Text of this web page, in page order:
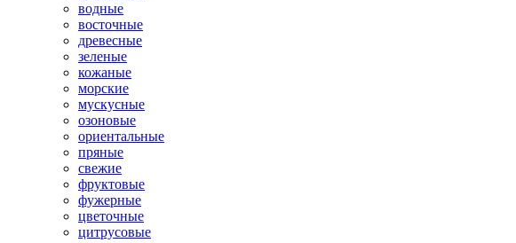
водные
восточные
древесные
зеленые
кожаные
морские
мускусные
озоновые
ориентальные
пряные
свежие
фруктовые
фужерные
цветочные
цитрусовые